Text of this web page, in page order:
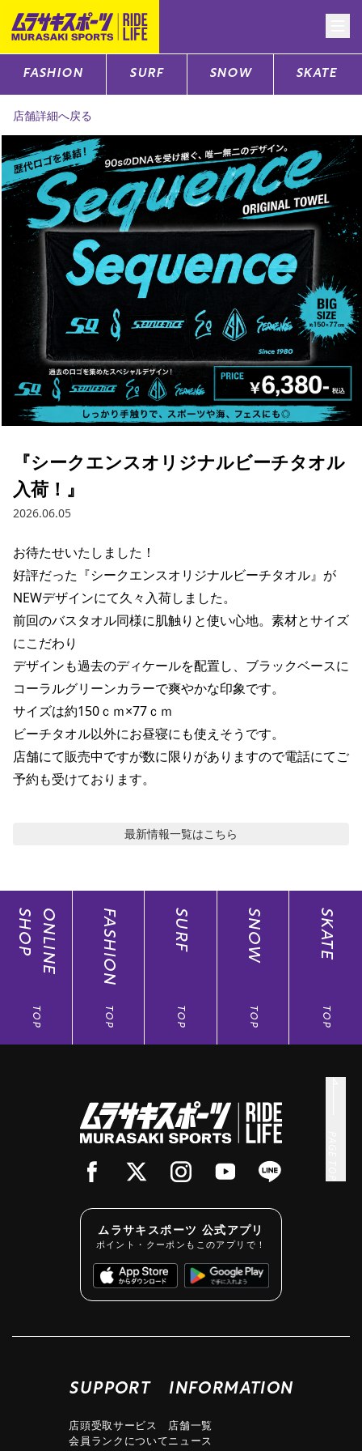
CATEGORY
サーフTOP
スノーTOP
スケートTOP
CONTENTS
ブランド一覧
特集一覧
スタッフスナップ
SUPPORT
ご利用ガイド
会員ランク
店頭受取サービス
ギフトラッピング
下取り保証について
よくある質問
ポイント・クーポンもこのアプリで！
FASHION SURF SNOW SKATE
店舗詳細へ戻る
『シークエンスオリジナルビーチタオル
入荷！』
2026.06.05
お待たせいたしました！
好評だった『シークエンスオリジナルビーチタオル』が
NEWデザインにて久々入荷しました。
前回のバスタオル同様に肌触りと使い心地。素材とサイズ
にこだわり
デザインも過去のディケールを配置し、ブラックベースに
コーラルグリーンカラーで爽やかな印象です。
サイズは約150ｃｍ×77ｃｍ
ビーチタオル以外にお昼寝にも使えそうです。
店舗にて販売中ですが数に限りがありますので電話にてご
予約も受けております。
最新情報一覧はこちら
ONLINE
SHOP
TOP
FASHION
TOP
SURF
TOP
SNOW
TOP
SKATE
TOP
ムラサキスポーツ 公式アプリ
ポイント・クーポンもこのアプリで！
SUPPORT
店頭受取サービス
会員ランクについて
INFORMATION
店舗一覧
ニュース